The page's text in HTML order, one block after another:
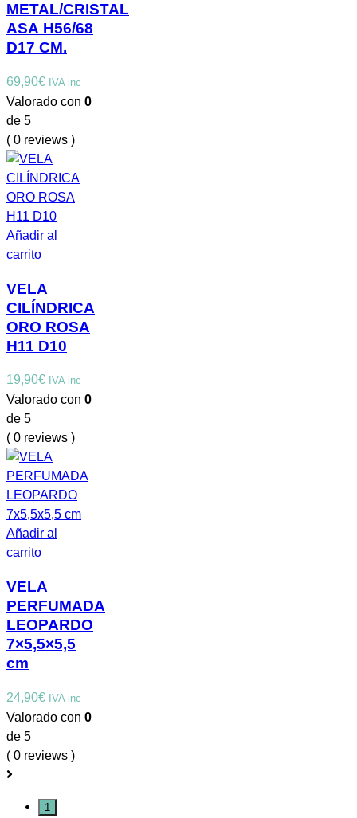
METAL/CRISTAL
ASA H56/68
D17 CM.
69,90€ IVA inc
Valorado con 0
de 5
( 0 reviews )
Añadir al
carrito
VELA
CILÍNDRICA
ORO ROSA
H11 D10
19,90€ IVA inc
Valorado con 0
de 5
( 0 reviews )
Añadir al
carrito
VELA
PERFUMADA
LEOPARDO
7×5,5×5,5
cm
24,90€ IVA inc
Valorado con 0
de 5
( 0 reviews )
1